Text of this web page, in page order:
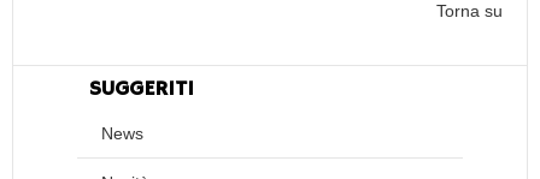
Torna su
SUGGERITI
News